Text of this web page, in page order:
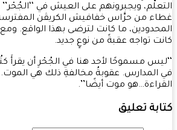
ويجبرونهم على العيش في ‘‘الجُحْر’’
من حرَّاس خفافيش الكريڤن المفترسة.
ما كانت لترضى بهذا الواقع. ومع
تواجه عقبةً من نوعٍ جديد.
مسموحًا لأحد هنا في الجُحْرِ أن يقرأَ كتُبًا
المدارس. عقوبةُ مخالفةِ ذلك هي الموت.
موت أيضًا’’.
تعليق